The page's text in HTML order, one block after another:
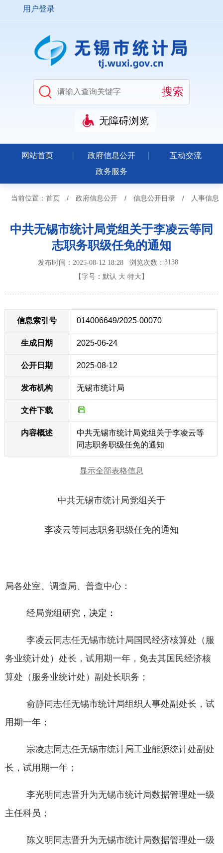
用户登录
无障碍浏览
网站首页 政府信息公开
互动交流
政务服务
当前位置： 首页 / 政府信息公开 / 信息公开目录 / 人事信息
中共无锡市统计局党组关于李凌云等同
志职务职级任免的通知
发布时间：2025-08-12 18:28浏览次数：3138
【字号： 默认 大 特大 】
信息索引号 014006649/2025-00070
生成日期 2025-06-24
公开日期 2025-08-12
发布机构 无锡市统计局
文件下载
内容概述
中共无锡市统计局党组关于李凌云等
同志职务职级任免的通知
显示全部表格信息
中共无锡市统计局党组关于
李凌云等同志职务职级任免的通知
局各处室、调查局、普查中心：
经局党组研究 ，决定：
李凌云同志任无锡市统计局国民经济核算处（服
务业统计处）处长，试用期一年，免去其国民经济核
算处（服务业统计处）副处长职务；
俞静同志任无锡市统计局组织人事处副处长，试
用期一年；
宗凌志同志任无锡市统计局工业能源统计处副处
长，试用期一年；
李光明同志晋升为无锡市统计局数据管理处一级
主任科员；
陈义明同志晋升为无锡市统计局数据管理处一级